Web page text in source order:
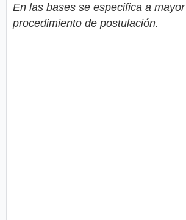
En las bases se especifica a
procedimiento de postulación.